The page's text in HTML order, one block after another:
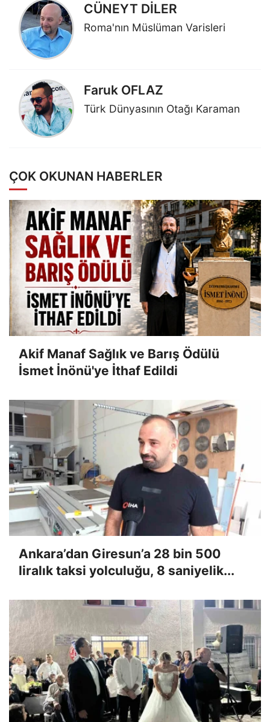
CÜNEYT DİLER
Roma'nın Müslüman Varisleri
Faruk OFLAZ
Türk Dünyasının Otağı Karaman
ÇOK OKUNAN HABERLER
Akif Manaf Sağlık ve Barış Ödülü
İsmet İnönü'ye İthaf Edildi
Ankara’dan Giresun’a 28 bin 500
liralık taksi yolculuğu, 8 saniyelik...